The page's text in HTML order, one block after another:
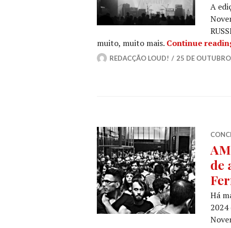
A
muito, muito mais. Continue
REDACÇÃO LOUD! 25 DE
de
Há
2024